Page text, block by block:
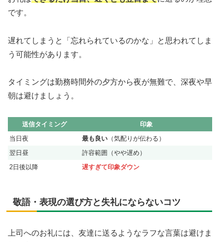
です。
遅れてしまうと「忘れられているのかな」と思われてしま
う可能性があります。
タイミングは勤務時間外の夕方から夜が無難で、深夜や早
朝は避けましょう。
送信タイミング
印象
当日夜
最も良い （気配りが伝わる）
翌日昼
許容範囲（やや遅め）
2日後以降
遅すぎて印象ダウン
敬語・表現の選び方と失礼にならないコツ
上司へのお礼には、友達に送るようなラフな言葉は避けま